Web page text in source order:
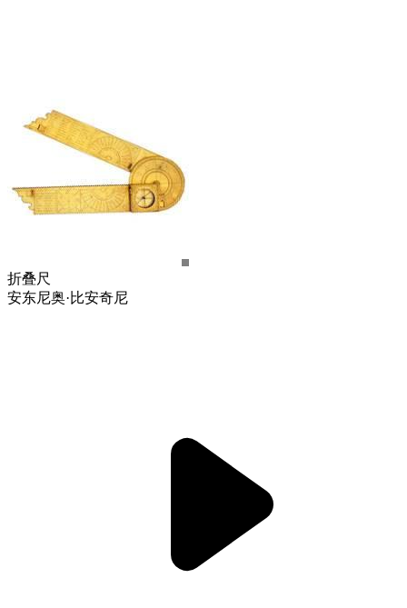
折叠尺
安东尼奥·比安奇尼